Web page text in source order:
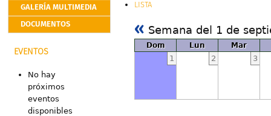
GALERÍA MULTIMEDIA
DOCUMENTOS
EVENTOS
No hay
próximos
eventos
disponibles
LISTA
« Semana del 1 de
Dom Lun Mar
1 2 3